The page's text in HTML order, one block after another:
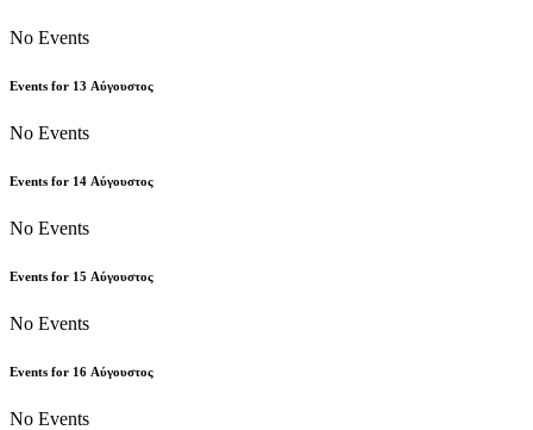
No Events
Events for 13 Αύγουστος
No Events
Events for 14 Αύγουστος
No Events
Events for 15 Αύγουστος
No Events
Events for 16 Αύγουστος
No Events